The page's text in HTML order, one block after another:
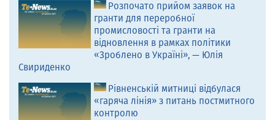
Розпочато прийом заявок на
гранти для переробної
промисловості та гранти на
відновлення в рамках політики
«Зроблено в Україні», — Юлія
Свириденко
Рівненській митниці відбулася
«гаряча лінія» з питань постмитного
контролю